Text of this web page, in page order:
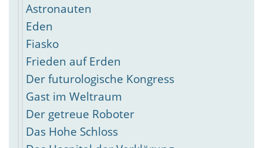
Astronauten
Eden
Fiasko
Frieden auf Erden
Der futurologische Kongress
Gast im Weltraum
Der getreue Roboter
Das Hohe Schloss